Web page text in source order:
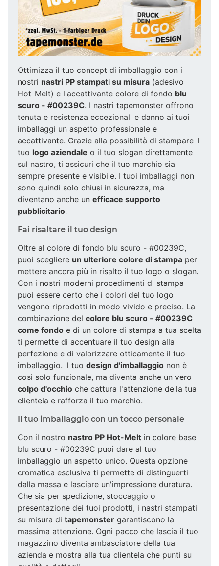
Ottimizza il tuo concept di imballaggio con i
nostri nastri PP stampati su misura (adesivo
Hot-Melt) e l'accattivante colore di fondo blu
scuro - #00239C. I nastri tapemonster offrono
tenuta e resistenza eccezionali e danno ai tuoi
imballaggi un aspetto professionale e
accattivante. Grazie alla possibilità di stampare il
tuo logo aziendale o il tuo slogan direttamente
sul nastro, ti assicuri che il tuo marchio sia
sempre presente e visibile. I tuoi imballaggi non
sono quindi solo chiusi in sicurezza, ma
diventano anche un efficace supporto
pubblicitario.
Fai risaltare il tuo design
Oltre al colore di fondo blu scuro - #00239C,
puoi scegliere un ulteriore colore di stampa per
mettere ancora più in risalto il tuo logo o slogan.
Con i nostri moderni procedimenti di stampa
puoi essere certo che i colori del tuo logo
vengono riprodotti in modo vivido e preciso. La
combinazione del colore blu scuro - #00239C
come fondo e di un colore di stampa a tua scelta
ti permette di accentuare il tuo design alla
perfezione e di valorizzare otticamente il tuo
imballaggio. Il tuo design d'imballaggio non è
così solo funzionale, ma diventa anche un vero
colpo d'occhio che cattura l'attenzione della tua
clientela e rafforza il tuo marchio.
Il tuo imballaggio con un tocco personale
Con il nostro nastro PP Hot-Melt in colore base
blu scuro - #00239C puoi dare al tuo
imballaggio un aspetto unico. Questa opzione
cromatica esclusiva ti permette di distinguerti
dalla massa e lasciare un'impressione duratura.
Che sia per spedizione, stoccaggio o
presentazione dei tuoi prodotti, i nastri stampati
su misura di tapemonster garantiscono la
massima attenzione. Ogni pacco che lascia il tuo
magazzino diventa ambasciatore della tua
azienda e mostra alla tua clientela che punti su